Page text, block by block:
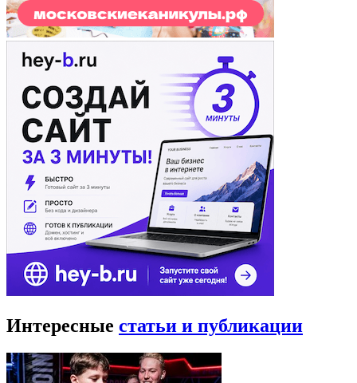
Интересные статьи и публикации